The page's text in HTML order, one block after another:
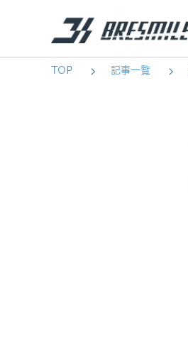
TOP 記事一覧